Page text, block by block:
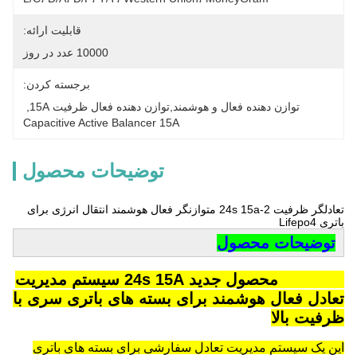
قابلیت ارائه:
10000 عدد در روز
برجسته کردن:
توازن دهنده فعال و هوشمند,توازن دهنده فعال ظرفیت 15A
Capacitive Active Balancer 15A
توضیحات محصول
تعادلگر ظرفیت 2-24s 15a متوازنگر فعال هوشمند انتقال انرژی برای
باتری Lifepo4
توضیحات محصول
Enerkey محصول جدید 24s 15A سیستم مدیریت
تعادل فعال هوشمند برای بسته های باتری سری با
ظرفیت بالا
این یک سیستم مدیریت تعادل سفارشی برای بسته های باتری